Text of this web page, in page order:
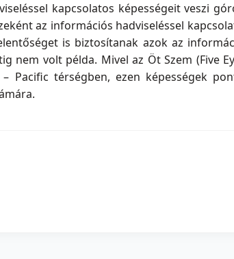
kapcsolatos képességeit veszi
az információs hadviseléssel
is biztosítanak azok az
nem volt példa. Mivel az Öt Szem (Five
Pacific térségben, ezen képességek